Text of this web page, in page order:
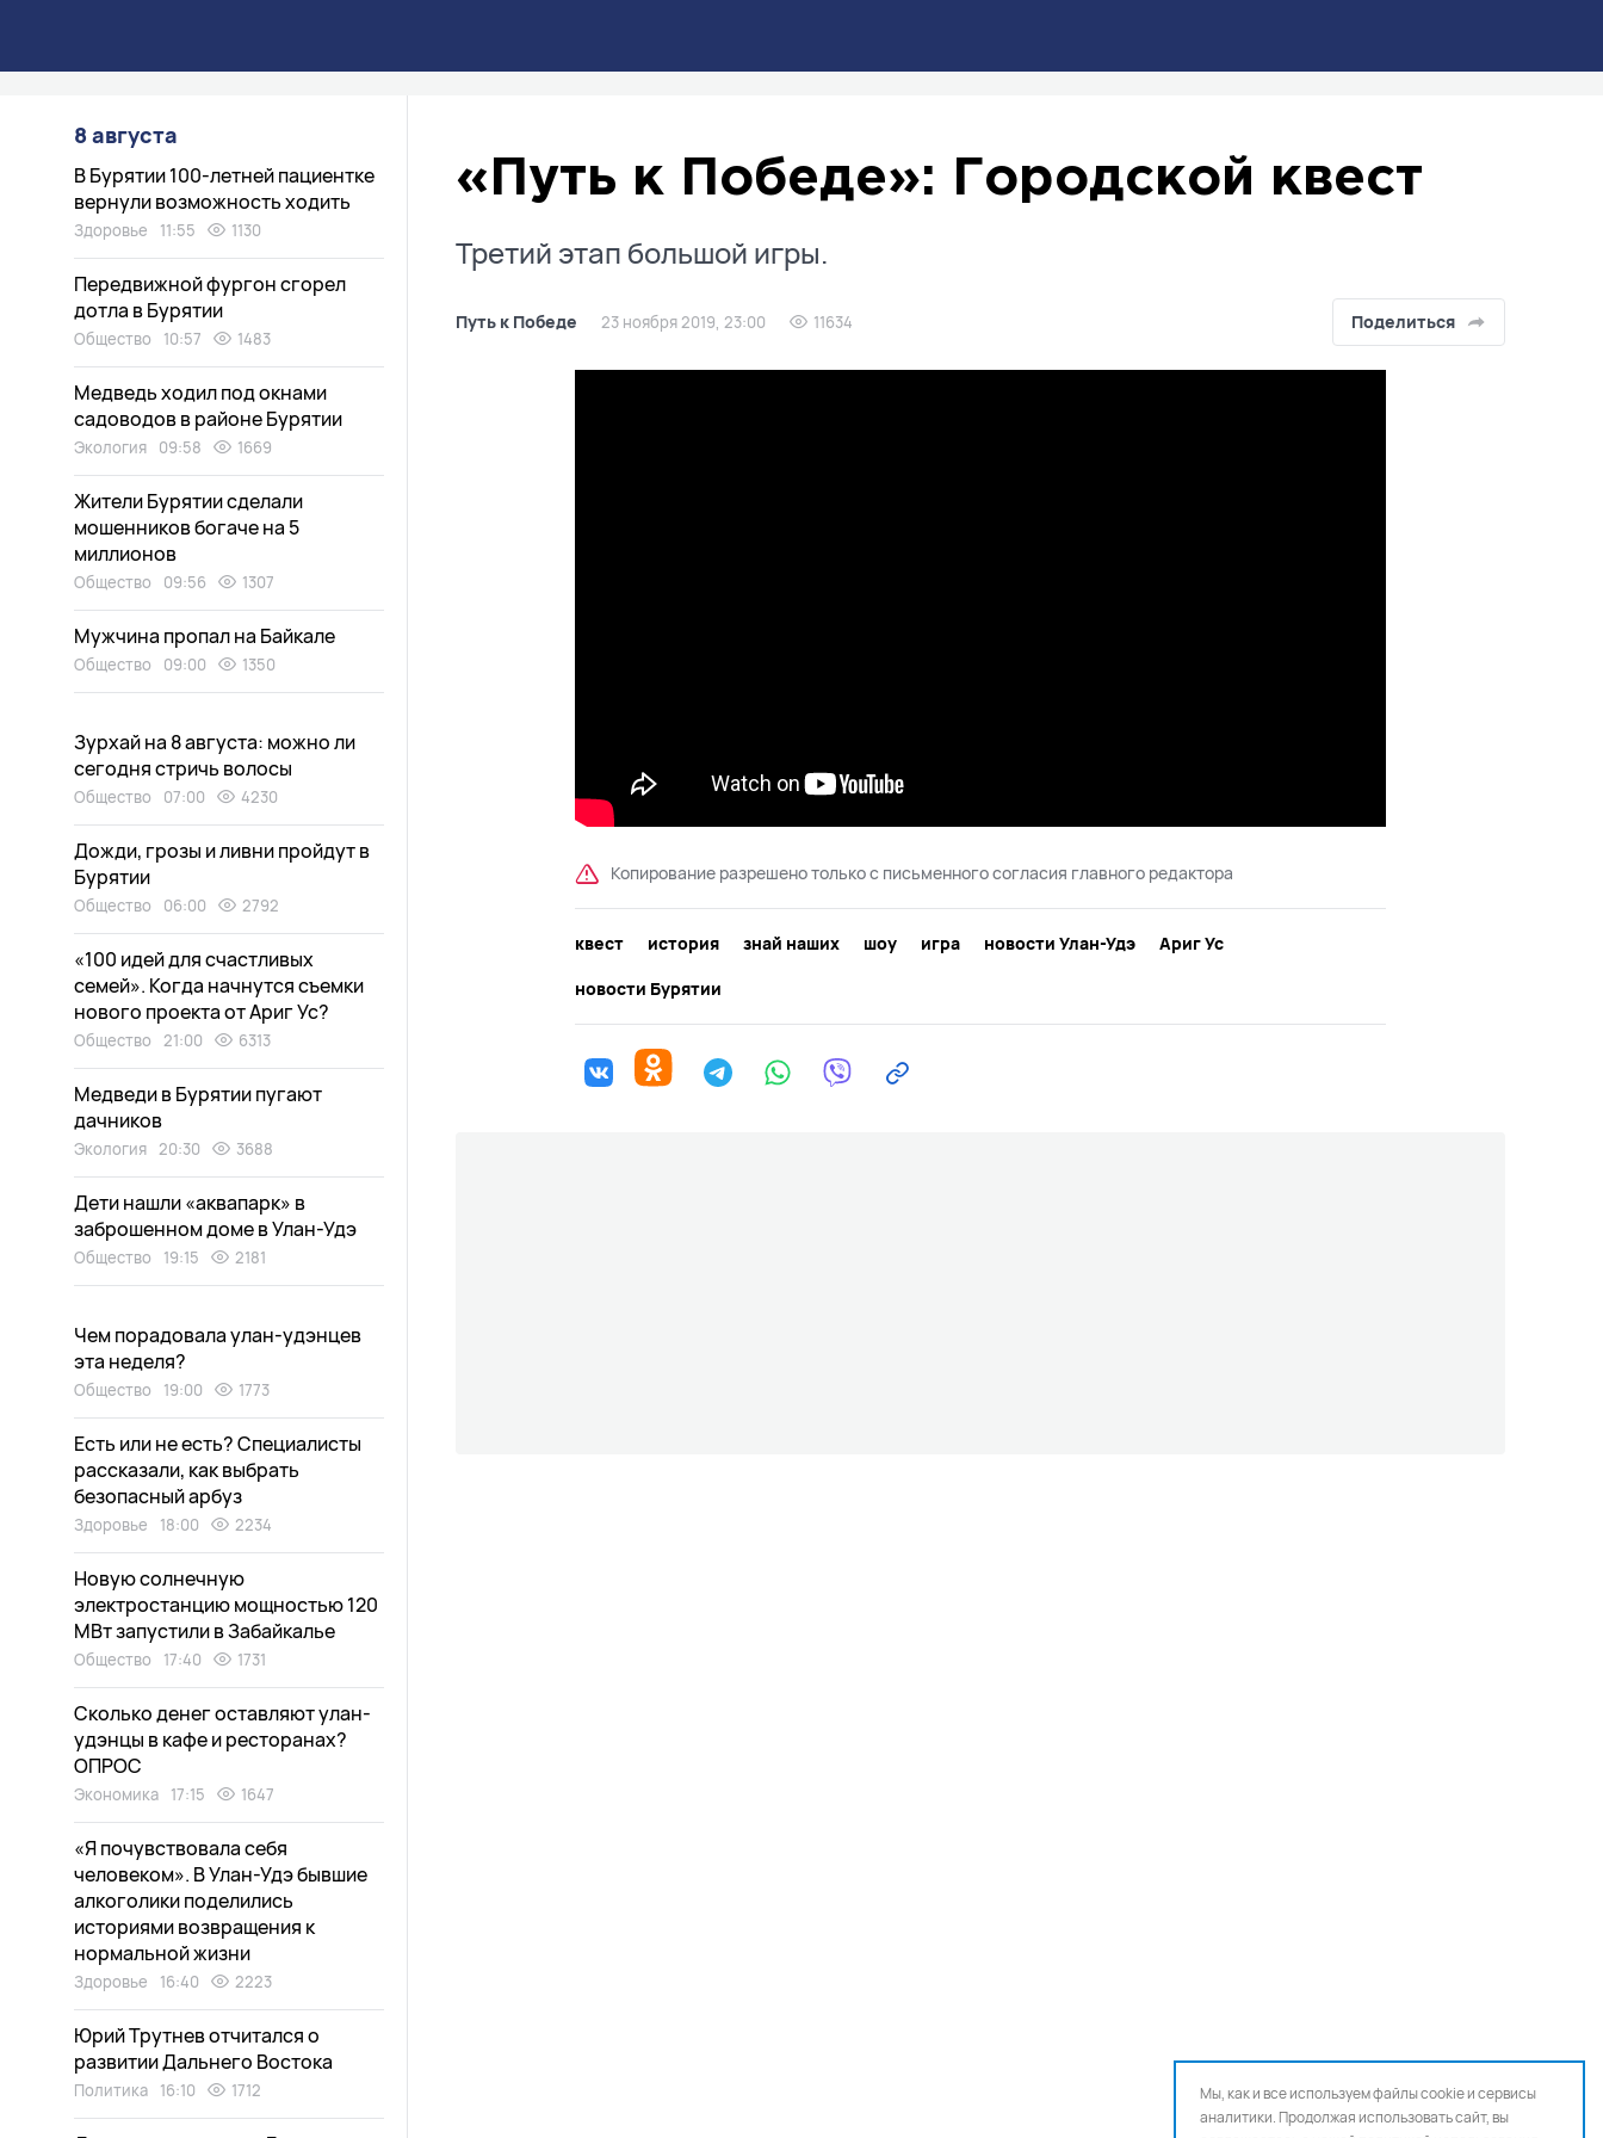
«Путь к Победе»: Городской квест
Третий этап большой игры.
Путь к Победе 23 ноября 2019, 23:00 11634 Поделиться
Копирование разрешено только с письменного согласия главного редактора
квест история знай наших шоу игра новости Улан-Удэ
Ариг Ус
новости Бурятии
8 августа
В Бурятии 100-летней пациентке
вернули возможность ходить
Здоровье 11:55 1130
Передвижной фургон сгорел
дотла в Бурятии
Общество 10:57 1483
Медведь ходил под окнами
садоводов в районе Бурятии
Экология 09:58 1669
Жители Бурятии сделали
мошенников богаче на 5
миллионов
Общество 09:56 1307
Мужчина пропал на Байкале
Общество 09:00 1350
Зурхай на 8 августа: можно ли
сегодня стричь волосы
Общество 07:00 4230
Дожди, грозы и ливни пройдут в
Бурятии
Общество 06:00 2792
«100 идей для счастливых
семей». Когда начнутся съемки
нового проекта от Ариг Ус?
Общество 21:00 6313
Медведи в Бурятии пугают
дачников
Экология 20:30 3688
Дети нашли «аквапарк» в
заброшенном доме в Улан-Удэ
Общество 19:15 2181
Чем порадовала улан-удэнцев
эта неделя?
Общество 19:00 1773
Есть или не есть? Специалисты
рассказали, как выбрать
безопасный арбуз
Здоровье 18:00 2234
Новую солнечную
электростанцию мощностью 120
МВт запустили в Забайкалье
Общество 17:40 1731
Сколько денег оставляют улан-
удэнцы в кафе и ресторанах?
ОПРОС
Экономика 17:15 1647
«Я почувствовала себя
человеком». В Улан-Удэ бывшие
алкоголики поделились
историями возвращения к
нормальной жизни
Здоровье 16:40 2223
Юрий Трутнев отчитался о
развитии Дальнего Востока
Политика 16:10 1712
Мы, как и все используем файлы cookie и сервисы
аналитики. Продолжая использовать сайт, вы